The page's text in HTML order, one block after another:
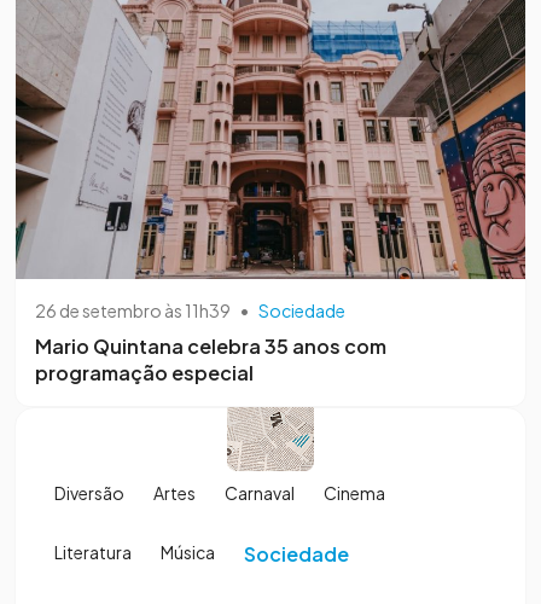
26 de setembro às 11h39 • Sociedade
Mario Quintana celebra 35 anos com
programação especial
Diversão Artes Carnaval Cinema
Literatura Música Sociedade